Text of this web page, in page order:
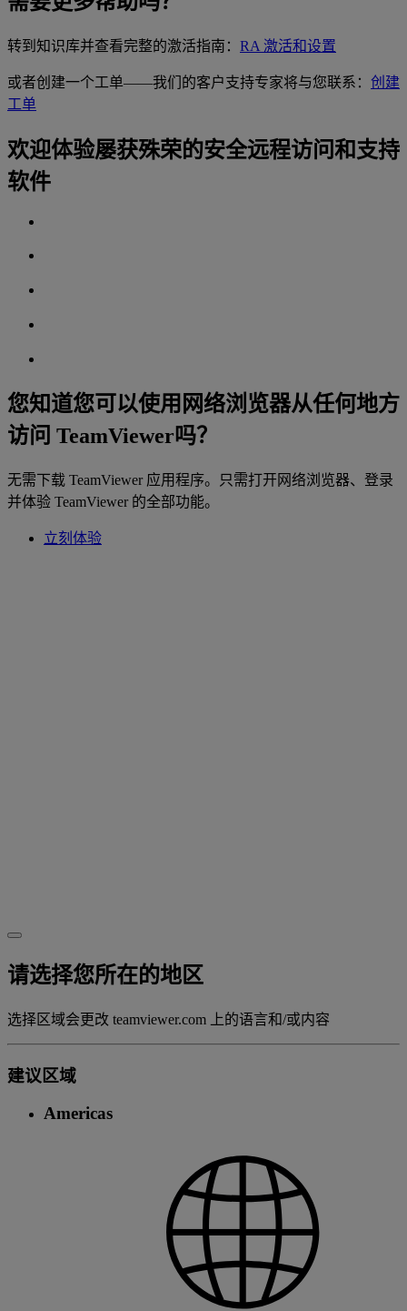
转到知识库并查看完整的激活指南： RA 激活和设置
或者创建一个工单——我们的客户支持专家将与您联系： 创建
工单
欢迎体验屡获殊荣的安全远程访问和支持
软件
您知道您可以使用网络浏览器从任何地方
访问 TeamViewer吗？
无需下载 TeamViewer 应用程序。只需打开网络浏览器、登录
并体验 TeamViewer 的全部功能。
立刻体验
请选择您所在的地区
选择区域会更改 teamviewer.com 上的语言和/或内容
建议区域
Americas